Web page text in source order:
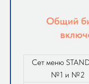
Общий
Сет меню
№1 и №2